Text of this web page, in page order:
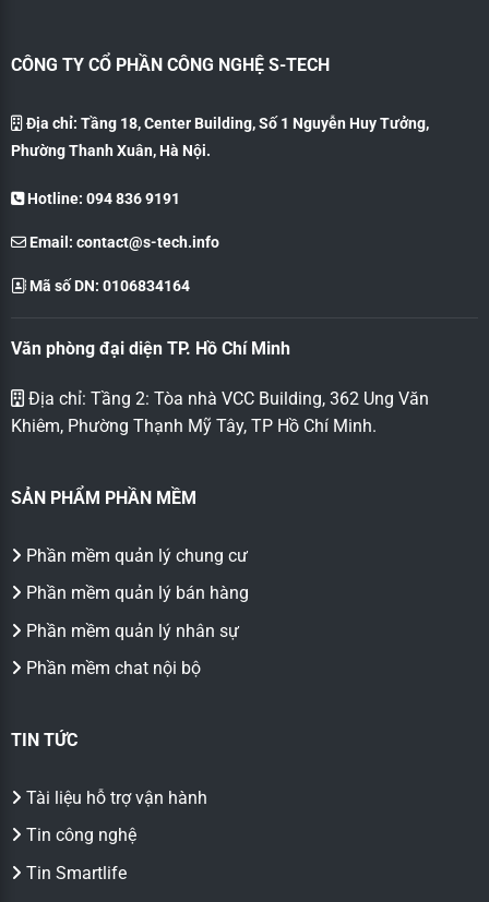
CÔNG TY CỔ PHẦN CÔNG NGHỆ S-TECH
Địa chỉ: Tầng 18, Center Building, Số 1 Nguyễn Huy Tưởng,
Phường Thanh Xuân, Hà Nội.
Hotline: 094 836 9191
Email: contact@s-tech.info
Mã số DN: 0106834164
Văn phòng đại diện TP. Hồ Chí Minh
Địa chỉ: Tầng 2: Tòa nhà VCC Building, 362 Ung Văn
Khiêm, Phường Thạnh Mỹ Tây, TP Hồ Chí Minh.
SẢN PHẨM PHẦN MỀM
Phần mềm quản lý chung cư
Phần mềm quản lý bán hàng
Phần mềm quản lý nhân sự
Phần mềm chat nội bộ
TIN TỨC
Tài liệu hỗ trợ vận hành
Tin công nghệ
Tin Smartlife